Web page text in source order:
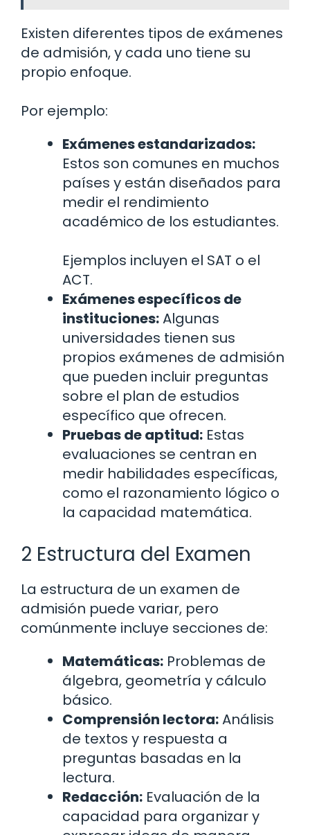
Existen diferentes tipos de exámenes
de admisión, y cada uno tiene su
propio enfoque.
Por ejemplo:
Exámenes estandarizados:
Estos son comunes en muchos
países y están diseñados para
medir el rendimiento
académico de los estudiantes.
Ejemplos incluyen el SAT o el
ACT.
Exámenes específicos de
instituciones:Algunas
universidades tienen sus
propios exámenes de admisión
que pueden incluir preguntas
sobre el plan de estudios
específico que ofrecen.
Pruebas de aptitud: Estas
evaluaciones se centran en
medir habilidades específicas,
como el razonamiento lógico o
la capacidad matemática.
2 Estructura del Examen
La estructura de un examen de
admisión puede variar, pero
comúnmente incluye secciones de:
Matemáticas: Problemas de
álgebra, geometría y cálculo
básico.
Comprensión lectora:Análisis
de textos y respuesta a
preguntas basadas en la
lectura.
Redacción: Evaluación de la
capacidad para organizar y